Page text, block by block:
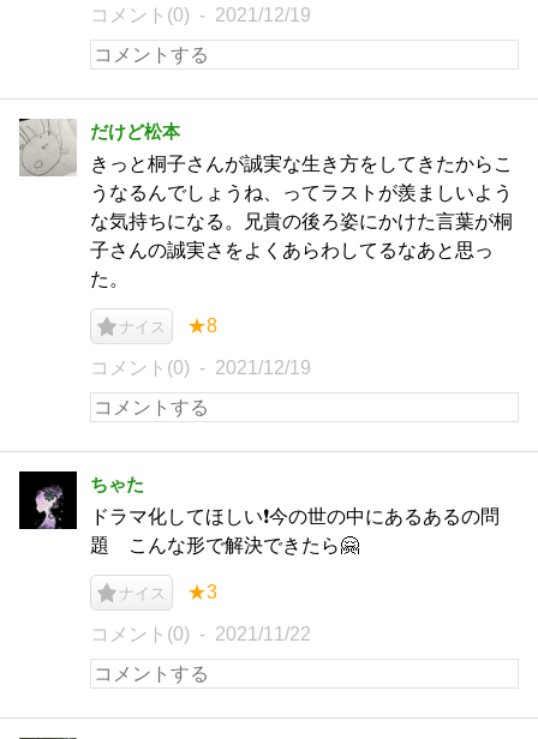
コメント(0) 2021/12/19
だけど松本
きっと桐子さんが誠実な生き方をしてきたからこ
うなるんでしょうね、ってラストが羨ましいよう
な気持ちになる。兄貴の後ろ姿にかけた言葉が桐
子さんの誠実さをよくあらわしてるなあと思っ
た。
ナイス ★8
コメント(0) 2021/12/19
ちゃた
ドラマ化してほしい❗今の世の中にあるあるの問
題 こんな形で解決できたら🤗
ナイス ★3
コメント(0) 2021/11/22